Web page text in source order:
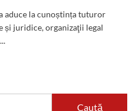
la cunoștința tuturor
și juridice, organizaţii legal